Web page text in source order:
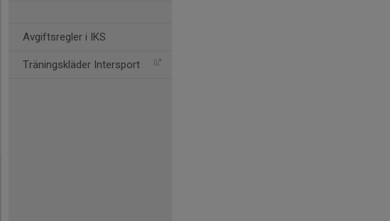
Avgiftsregler i IKS
Träningskläder Intersport